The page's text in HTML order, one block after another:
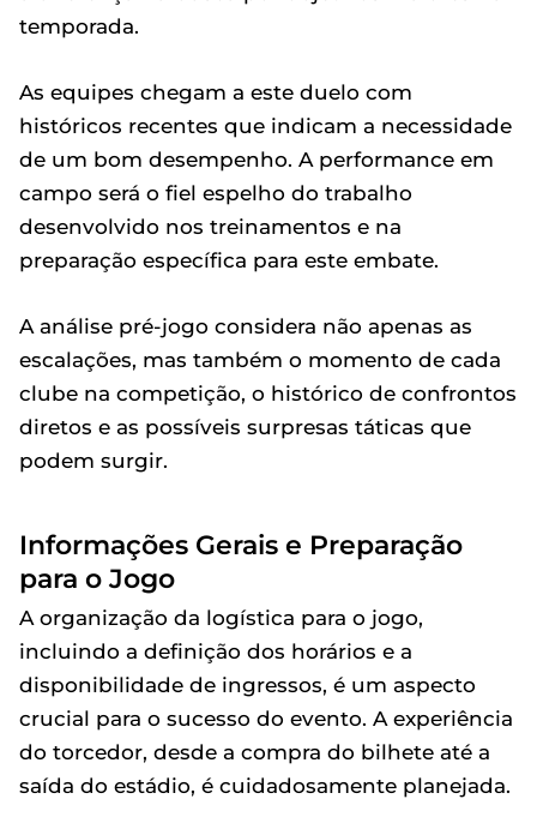
temporada.
As equipes chegam a este duelo com
históricos recentes que indicam a necessidade
de um bom desempenho. A performance em
campo será o fiel espelho do trabalho
desenvolvido nos treinamentos e na
preparação específica para este embate.
A análise pré-jogo considera não apenas as
escalações, mas também o momento de cada
clube na competição, o histórico de confrontos
diretos e as possíveis surpresas táticas que
podem surgir.
Informações Gerais e Preparação
para o Jogo
A organização da logística para o jogo,
incluindo a definição dos horários e a
disponibilidade de ingressos, é um aspecto
crucial para o sucesso do evento. A experiência
do torcedor, desde a compra do bilhete até a
saída do estádio, é cuidadosamente planejada.